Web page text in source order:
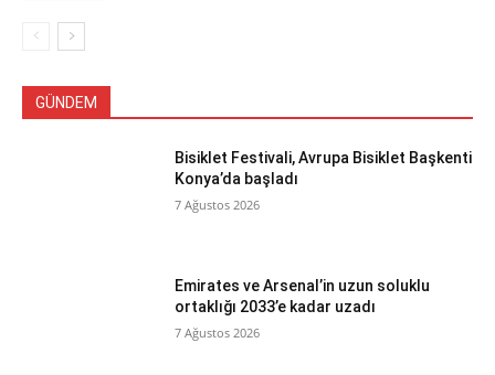
GÜNDEM
Bisiklet Festivali, Avrupa Bisiklet Başkenti
Konya’da başladı
7 Ağustos 2026
Emirates ve Arsenal’in uzun soluklu
ortaklığı 2033’e kadar uzadı
7 Ağustos 2026